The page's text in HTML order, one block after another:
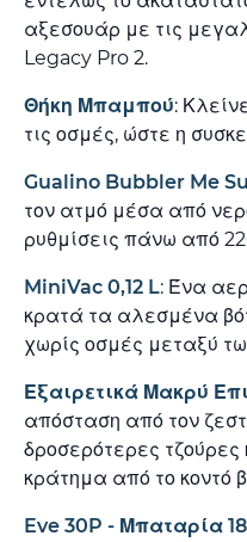
αξεσουάρ με τις
Legacy Pro 2.
Θήκη Μπαμπού:
τις οσμές, ώστε η
Gualino Bubbler Me
τον ατμό μέσα από
ρυθμίσεις πάνω από
MiniVac 0,12 L: Ένα
κρατά τα αλεσμένα
χωρίς οσμές μεταξύ
Εξαιρετικά Μακρύ
απόσταση από τον
δροσερότερες τζούρες
κράτημα από το κοντό
Eve 30P - Μπαταρία